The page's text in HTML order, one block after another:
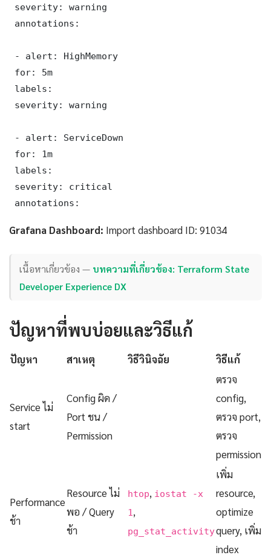
severity: warning
annotations:
- alert: HighMemory
for: 5m
labels:
severity: warning
- alert: ServiceDown
for: 1m
labels:
severity: critical
annotations:
Grafana Dashboard: Import dashboard ID: 91034
เนื้อหาเกี่ยวข้อง — บทความที่เกี่ยวข้อง: Terraform State
Developer Experience DX
ปัญหาที่พบบ่อยและวิธีแก้
ปัญหา สาเหตุ วิธีวินิจฉัย วิธีแก้
Service ไม่
start
Config ผิด /
Port ชน /
Permission
ตรวจ
config,
ตรวจ port,
ตรวจ
permission
Performance
ช้า
Resource ไม่
พอ / Query
ช้า
htop, iostat -x
1 ,
pg_stat_activity
เพิ่ม
resource,
optimize
query, เพิ่ม
index